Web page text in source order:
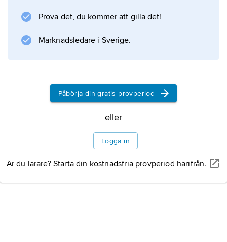
Prova det, du kommer att gilla det!
Marknadsledare i Sverige.
Påbörja din gratis provperiod
eller
Logga in
Är du lärare? Starta din kostnadsfria provperiod härifrån.